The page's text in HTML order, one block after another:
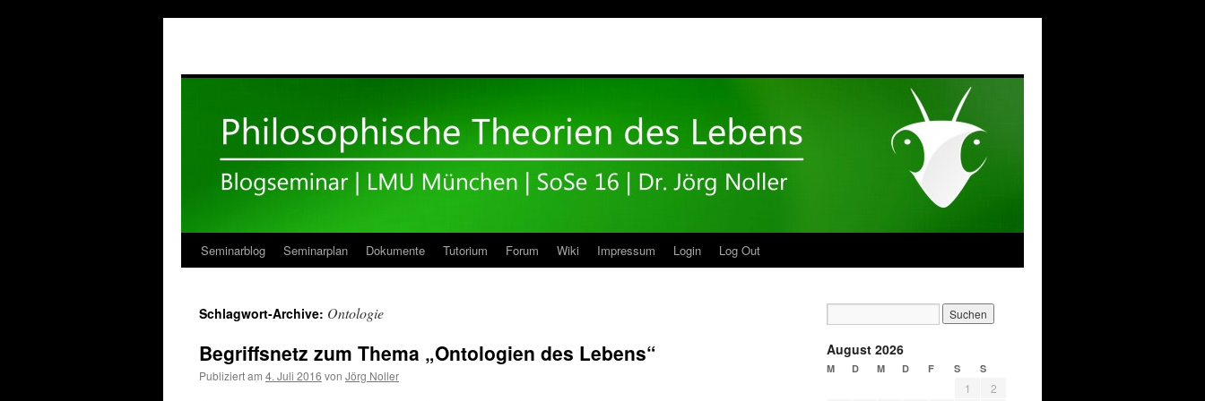
Zum
springen
Seminarblog Seminarplan Dokumente Tutorium Forum Wiki Impressum Login Log Out
Schlagwort-Archive: Ontologie
Begriffsnetz zum Thema „Ontologien des Lebens“
Publiziert am 4. Juli 2016 von Jörg Noller
August 2026
M D M D F S S
1
2